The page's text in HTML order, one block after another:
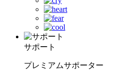
サポート
プレミアムサポーター